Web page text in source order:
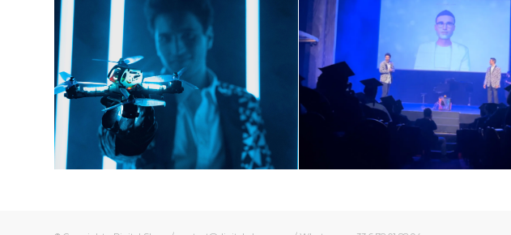
Spectacle de
drones lunimeux
juin 6, 2024
Spectacle sur les
Progrès Récents
en Intelligence
Artificielle
juin 11, 2024